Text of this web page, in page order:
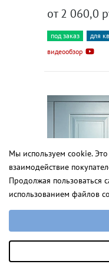
от
от 2 060,0
под заказ для
видеообзор
Мы используем cookie.
взаимодействие
Продолжая пользоваться
использованием файлов
Выберите настройки
Аналитические/